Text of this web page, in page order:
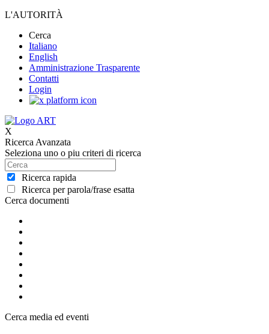
L'AUTORITÀ
Cerca
Italiano
English
Amministrazione Trasparente
Contatti
Login
X
Ricerca Avanzata
Seleziona uno o piu criteri di ricerca
Ricerca rapida
Ricerca per parola/frase esatta
Cerca documenti
Cerca media ed eventi